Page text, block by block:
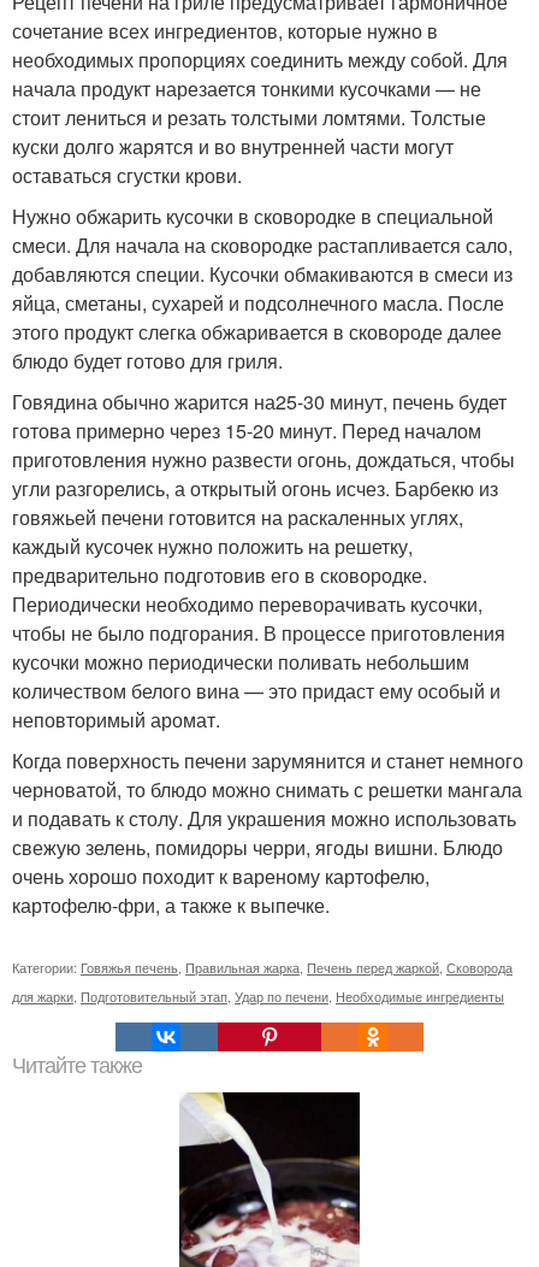
сочетание всех ингредиентов, которые нужно в
необходимых пропорциях соединить между собой. Для
начала продукт нарезается тонкими кусочками — не
стоит лениться и резать толстыми ломтями. Толстые
куски долго жарятся и во внутренней части могут
оставаться сгустки крови.
Нужно обжарить кусочки в сковородке в специальной
смеси. Для начала на сковородке растапливается сало,
добавляются специи. Кусочки обмакиваются в смеси из
яйца, сметаны, сухарей и подсолнечного масла. После
этого продукт слегка обжаривается в сковороде далее
блюдо будет готово для гриля.
Говядина обычно жарится на25-30 минут, печень будет
готова примерно через 15-20 минут. Перед началом
приготовления нужно развести огонь, дождаться, чтобы
угли разгорелись, а открытый огонь исчез. Барбекю из
говяжьей печени готовится на раскаленных углях,
каждый кусочек нужно положить на решетку,
предварительно подготовив его в сковородке.
Периодически необходимо переворачивать кусочки,
чтобы не было подгорания. В процессе приготовления
кусочки можно периодически поливать небольшим
количеством белого вина — это придаст ему особый и
неповторимый аромат.
Когда поверхность печени зарумянится и станет немного
черноватой, то блюдо можно снимать с решетки мангала
и подавать к столу. Для украшения можно использовать
свежую зелень, помидоры черри, ягоды вишни. Блюдо
очень хорошо походит к вареному картофелю,
картофелю-фри, а также к выпечке.
Категории: Говяжья печень Правильная жарка Печень перед жаркой Сковорода
для жарки Подготовительный этап Удар по печени Необходимые ингредиенты
Читайте также